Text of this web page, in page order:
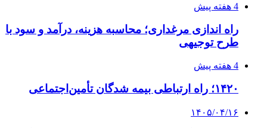
4 هفته پیش
راه اندازی مرغداری؛ محاسبه هزینه، درآمد و سود با
طرح توجیهی
4 هفته پیش
۱۴۲۰؛ راه ارتباطی بیمه شدگان تأمین‌اجتماعی
۱۴۰۵/۰۴/۱۶